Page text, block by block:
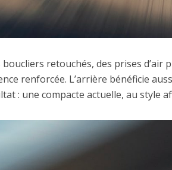
boucliers retouchés, des prises
renforcée. L’arrière bénéficie
: une compacte actuelle, au style